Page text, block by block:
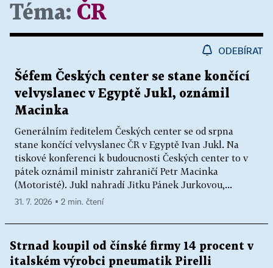
Téma: ČR
ODEBÍRAT
Šéfem Českých center se stane končící
velvyslanec v Egyptě Jukl, oznámil
Macinka
Generálním ředitelem Českých center se od srpna
stane končící velvyslanec ČR v Egyptě Ivan Jukl. Na
tiskové konferenci k budoucnosti Českých center to v
pátek oznámil ministr zahraničí Petr Macinka
(Motoristé). Jukl nahradí Jitku Pánek Jurkovou,...
31. 7. 2026 ▪ 2 min. čtení
Strnad koupil od čínské firmy 14 procent v
italském výrobci pneumatik Pirelli